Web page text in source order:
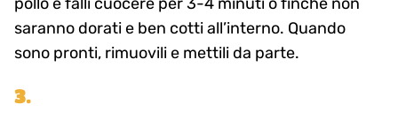
saranno dorati e ben cotti all’interno. Quando
sono pronti, rimuovili e mettili da parte.
3.